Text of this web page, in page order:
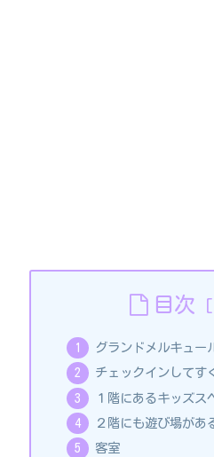
目次
グランドメルキュー
チェックインしてす
１階にあるキッズ
２階にも遊び場があ
客室